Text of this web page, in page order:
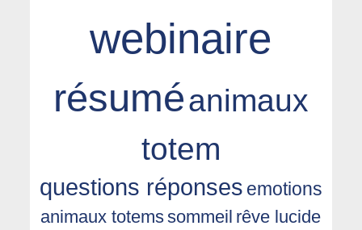
webinaire
résuméanimaux
totem
questions réponses emotions
animaux totemssommeil rêve lucide